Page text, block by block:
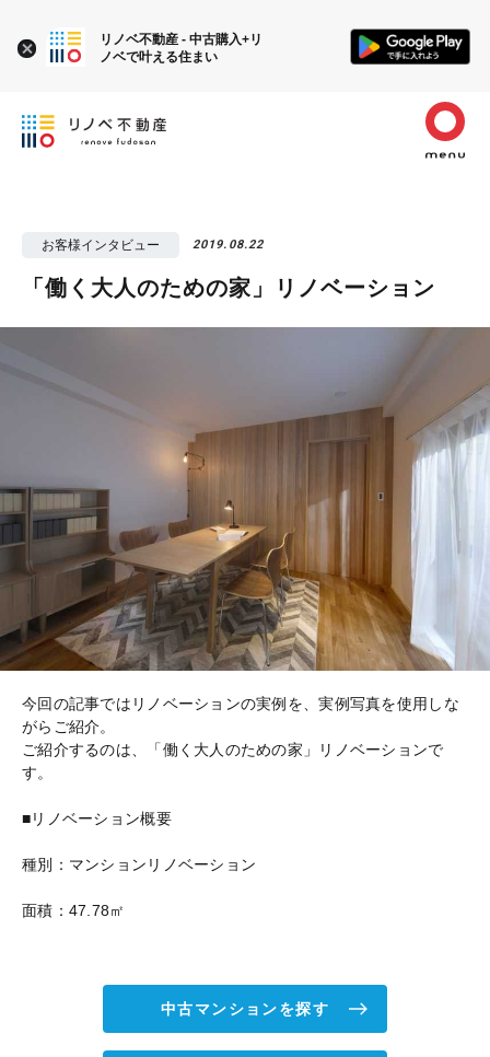
お客様インタビュー 2019.08.22
「働く大人のための家」リノベーション
今回の記事ではリノベーションの実例を、実例写真を使用しな
がらご紹介。
ご紹介するのは、「働く大人のための家」リノベーションで
す。
■リノベーション概要
種別：マンションリノベーション
面積：47.78㎡
中古マンションを探す
リノベ不動産 - 中古購入+リ
ノベで叶える住まい